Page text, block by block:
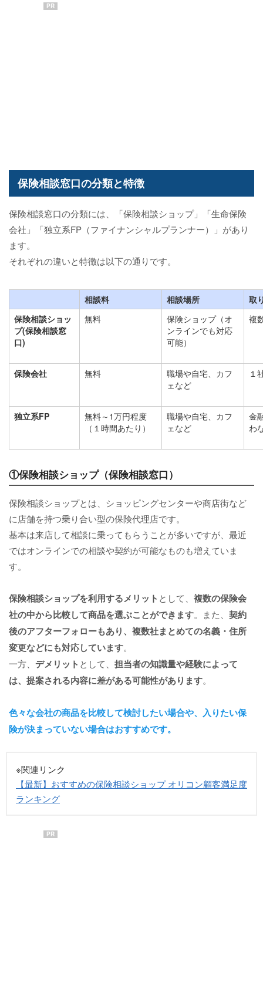
PR
保険相談窓口の分類と特徴
保険相談窓口の分類には、「保険相談ショップ」「生命保険
会社」「独立系FP（ファイナンシャルプランナー）」があり
ます。
それぞれの違いと特徴は以下の通りです。
相談料 相談場所
取
保険相談ショッ
プ(保険相談窓
口)
無料
保険ショップ（オ
ンラインでも対応
可能）
複
保険会社 無料
職場や自宅、カフ
ェなど
１
独立系FP
無料～1万円程度
（１時間あたり）
職場や自宅、カフ
ェなど
金
わ
①保険相談ショップ（保険相談窓口）
保険相談ショップとは、ショッピングセンターや商店街など
に店舗を持つ乗り合い型の保険代理店です。
基本は来店して相談に乗ってもらうことが多いですが、最近
ではオンラインでの相談や契約が可能なものも増えていま
す。
保険相談ショップを利用するメリット として、 複数の保険会
社の中から比較して商品を選ぶことができます。また、 契約
後のアフターフォローもあり、複数社まとめての名義・住所
変更などにも対応しています。
一方、 デメリット として、 担当者の知識量や経験によって
は、提案される内容に差がある可能性があります。
色々な会社の商品を比較して検討したい場合や、入りたい保
険が決まっていない場合はおすすめです。
※関連リンク
【最新】おすすめの保険相談ショップ オリコン顧客満足度
ランキング
PR